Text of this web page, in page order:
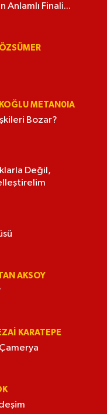
Anlamlı Finali...
METAN0IA
Bozar?
Değil,
AKSOY
KARATEPE